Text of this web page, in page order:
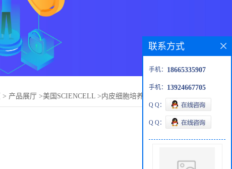
> 产品展厅 >美国SCIENCELL >内皮细胞培养基-不含谷氨酰胺
联系方式
手机： 18665335907
手机： 13924667705
Q Q：
Q Q：